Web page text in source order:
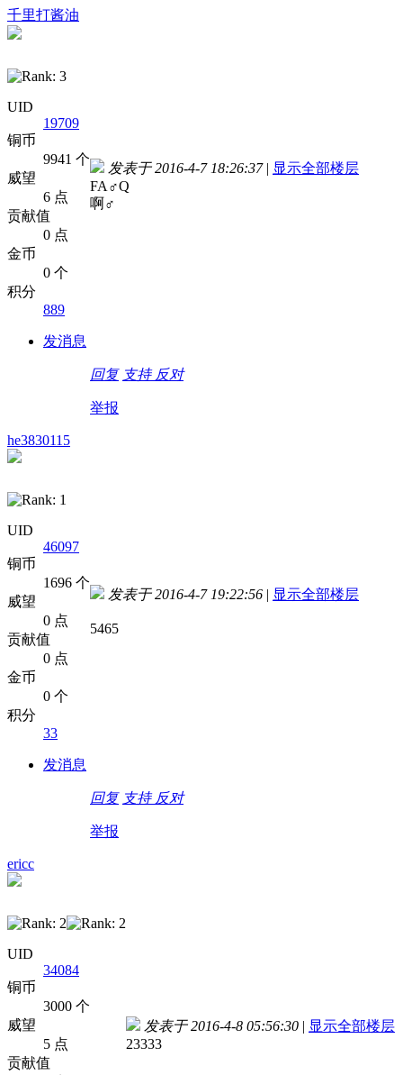
千里打酱油
UID
19709
铜币
9941 个
威望
6 点
贡献值
0 点
金币
0 个
积分
889
发消息
发表于 2016-4-7 18:26:37 | 显示全部楼层
FA♂Q
啊♂
回复 支持 反对
举报
he3830115
UID
46097
铜币
1696 个
威望
0 点
贡献值
0 点
金币
0 个
积分
33
发消息
发表于 2016-4-7 19:22:56 | 显示全部楼层
5465
回复 支持 反对
举报
ericc
UID
34084
铜币
3000 个
威望
5 点
贡献值
发表于 2016-4-8 05:56:30 | 显示全部楼层
23333